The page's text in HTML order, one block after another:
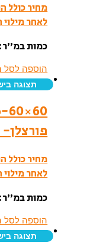
מחיר כולל
לאחר
כמות
הוספה לסל
תצוגה
מחיר כולל
לאחר
כמות
הוספה לסל
תצוגה